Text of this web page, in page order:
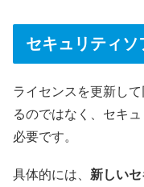
セキュリティ
ライセンスを更新し
るのではなく、セキ
必要です。
具体的には、 新しい